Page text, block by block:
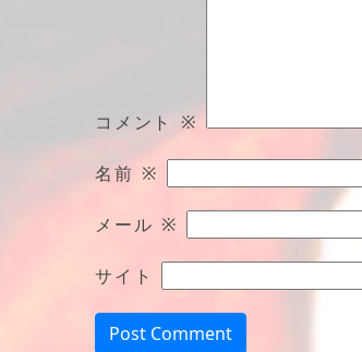
コメント ※
名前 ※
メール ※
サイト